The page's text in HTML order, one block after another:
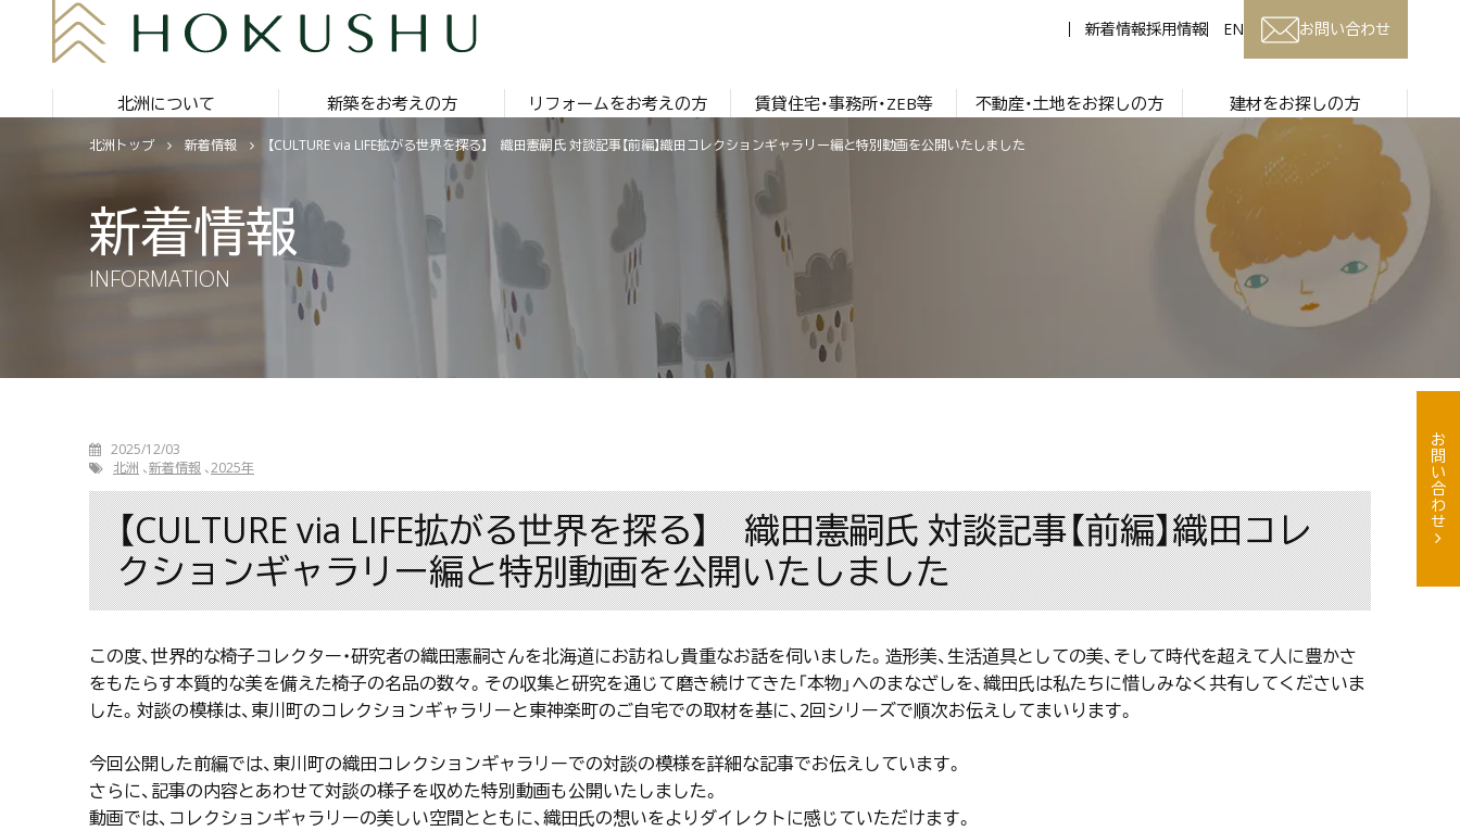
新着情報採用情報 EN お問い合わせ
北洲について 新築をお考えの方 リフォームをお考えの方 賃貸住宅・事務所・ZEB等 不動産・土地をお探しの方 建材をお探しの方
北洲トップ 新着情報 【CULTURE via LIFE拡がる世界を探る】 織田憲嗣氏 対談記事【前編】織田コレクションギャラリー編と特別動画を公開いたしました
新着情報
INFORMATION
2025/12/03
北洲 新着情報 2025年
【CULTURE via LIFE拡がる世界を探る】 織田憲嗣氏 対談記事【前編】織田コレ
クションギャラリー編と特別動画を公開いたしました
この度、世界的な椅子コレクター・研究者の織田憲嗣さんを北海道にお訪ねし貴重なお話を伺いました。造形美、生活道具としての美、そして時代を超えて人に豊かさ
をもたらす本質的な美を備えた椅子の名品の数々。その収集と研究を通じて磨き続けてきた「本物」へのまなざしを、織田氏は私たちに惜しみなく共有してくださいま
した。対談の模様は、東川町のコレクションギャラリーと東神楽町のご自宅での取材を基に、2回シリーズで順次お伝えしてまいります。
今回公開した前編では、東川町の織田コレクションギャラリーでの対談の模様を詳細な記事でお伝えしています。
さらに、記事の内容とあわせて対談の様子を収めた特別動画も公開いたしました。
動画では、コレクションギャラリーの美しい空間とともに、織田氏の想いをよりダイレクトに感じていただけます。
お問い合わせ